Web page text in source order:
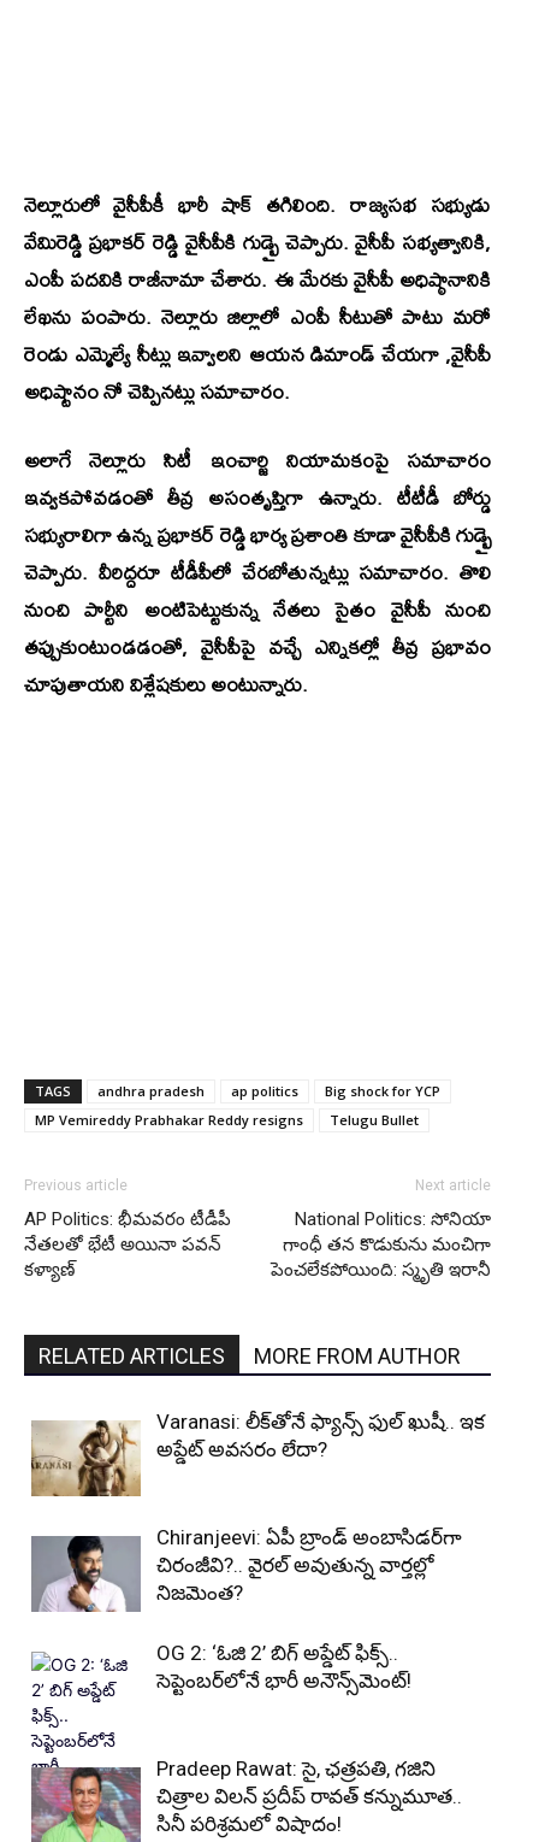
నెల్లూరులో వైసీపీకీ భారీ షాక్ తగిలింది. రాజ్యసభ సభ్యుడు
వేమిరెడ్డి ప్రభాకర్ రెడ్డి వైసీపీకి గుడ్బై చెప్పారు. వైసీపీ సభ్యత్వానికి,
ఎంపీ పదవికి రాజీనామా చేశారు. ఈ మేరకు వైసీపీ అధిష్ఠానానికి
లేఖను పంపారు. నెల్లూరు జిల్లాలో ఎంపీ సీటుతో పాటు మరో
రెండు ఎమ్మెల్యే సీట్లు ఇవ్వాలని ఆయన డిమాండ్ చేయగా ,వైసీపీ
అధిష్టానం నో చెప్పినట్లు సమాచారం.
అలాగే నెల్లూరు సిటీ ఇంచార్జి నియామకంపై సమాచారం
ఇవ్వకపోవడంతో తీవ్ర అసంతృప్తిగా ఉన్నారు. టీటీడీ బోర్డు
సభ్యురాలిగా ఉన్న ప్రభాకర్ రెడ్డి భార్య ప్రశాంతి కూడా వైసీపీకి గుడ్బై
చెప్పారు. వీరిద్దరూ టీడీపీలో చేరబోతున్నట్లు సమాచారం. తొలి
నుంచి పార్టీని అంటిపెట్టుకున్న నేతలు సైతం వైసీపీ నుంచి
తప్పుకుంటుండడంతో, వైసీపీపై వచ్చే ఎన్నికల్లో తీవ్ర ప్రభావం
చూపుతాయని విశ్లేషకులు అంటున్నారు.
TAGS andhra pradesh ap politics
Big shock for YCP
MP Vemireddy Prabhakar Reddy resigns
Telugu Bullet
Previous article
AP Politics: భీమవరం టీడీపీ
నేతలతో భేటీ అయినా పవన్
కళ్యాణ్
Next article
National Politics: సోనియా
గాంధీ తన కొడుకును మంచిగా
పెంచలేకపోయింది: స్మృతి ఇరానీ
RELATED ARTICLES MORE FROM AUTHOR
Varanasi: లీక్‌తోనే ఫ్యాన్స్ ఫుల్ ఖుషీ.. ఇక
అప్డేట్ అవసరం లేదా?
Chiranjeevi: ఏపీ బ్రాండ్ అంబాసిడర్‌గా
చిరంజీవి?.. వైరల్ అవుతున్న వార్తల్లో
నిజమెంత?
OG 2: ‘ఓజి 2’ బిగ్ అప్డేట్ ఫిక్స్..
సెప్టెంబర్‌లోనే భారీ అనౌన్స్‌మెంట్!
Pradeep Rawat: సై, ఛత్రపతి, గజిని
చిత్రాల విలన్ ప్రదీప్ రావత్ కన్నుమూత..
సినీ పరిశ్రమలో విషాదం!